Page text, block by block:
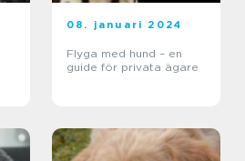
08. januari 2024
Flyga med hund – en
guide för privata ägare